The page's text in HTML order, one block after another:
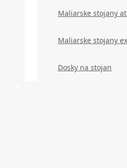
Maliarske stojany
Maliarske stojany
Dosky na stojan